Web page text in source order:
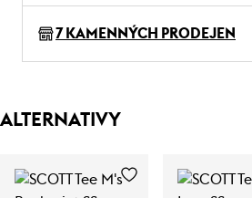
7 KAMENNÝCH PRODEJEN
ALTERNATIVY